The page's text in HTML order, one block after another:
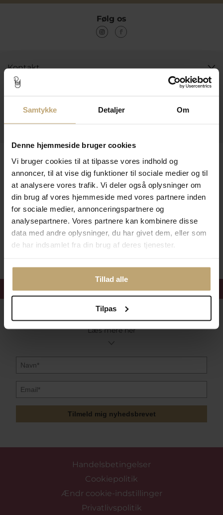
Samtykke Detaljer Om
Denne hjemmeside bruger cookies
Vi bruger cookies til at tilpasse vores indhold og
annoncer, til at vise dig funktioner til sociale medier og til
at analysere vores trafik. Vi deler også oplysninger om
din brug af vores hjemmeside med vores partnere inden
for sociale medier, annonceringspartnere og
analysepartnere. Vores partnere kan kombinere disse
data med andre oplysninger, du har givet dem, eller som
de har indsamlet fra din brug af deres tjenester.
Tillad alle
Tilpas
Følg os
Kontakt
Åbningstider I Butikken
Information
Praktiske Sider
Betalingsmuligheder
Sikker Og Tryg E-Handel
Få 15%velkomstrabat
Følg med i vores nyhedsbrev
Læs mere her
Tilmeld mig nyhedsbrevet
Handelsbetingelser
Cookiepolitik
Ændr cookie-indstillinger
Privatlivspolitik